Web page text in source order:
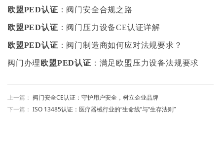
欧盟PED认证 ：阀门安全合规之路
欧盟PED认证 ：阀门压力设备CE认证详解
欧盟PED认证 ：阀门制造商如何应对法规要求？
阀门办理 欧盟PED认证 ：满足欧盟压力设备法规要求
上一篇： 阀门安全CE认证：守护用户安全，树立企业品牌
下一篇： ISO 13485认证：医疗器械行业的“生命线”与“生存法则”